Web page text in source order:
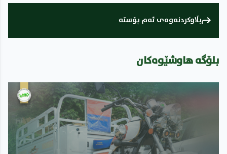
بڵاوکردنەوەی ئەم پۆستە
بلۆگە هاوشێوەکان